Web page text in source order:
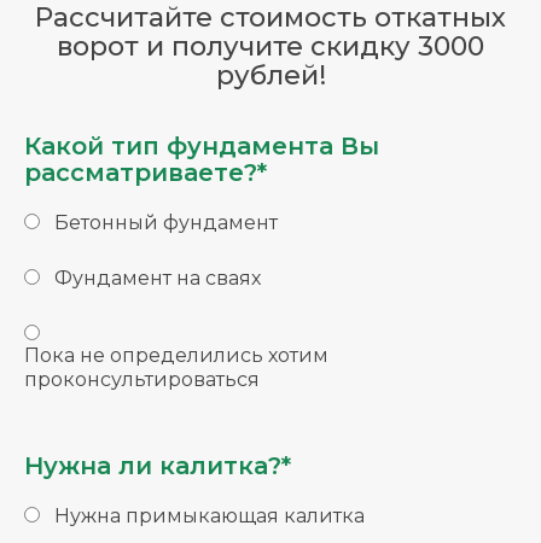
Рассчитайте стоимость откатных
ворот и получите скидку 3000
рублей!
Какой тип фундамента Вы
рассматриваете?*
Бетонный фундамент
Фундамент на сваях
Пока не определились хотим
проконсультироваться
Нужна ли калитка?*
Нужна примыкающая калитка